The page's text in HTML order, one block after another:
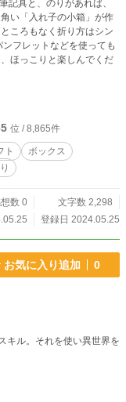
記具と、のりがあれば、
い「入れ子の小箱」が作
ころもなく折り方はシン
フレットなどを使っても
ほっこりと楽しんでくだ
位 / 8,865件
ト
ボックス
数 0
文字数 2,298
登録日 2024.05.25
お気に入り追加 0
キル。それを使い異世界を